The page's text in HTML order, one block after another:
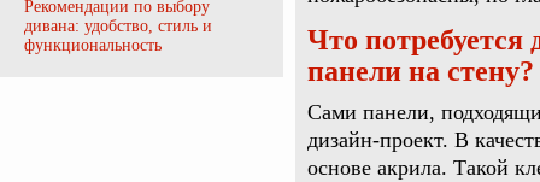
Рекомендации по выбору
дивана: удобство, стиль и
функциональность
Что потребуется
панели на стену?
Сами панели,
дизайн-проект. В
основе акрила. Такой